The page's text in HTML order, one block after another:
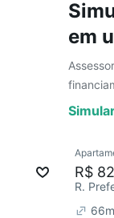
em
R$
R.
66